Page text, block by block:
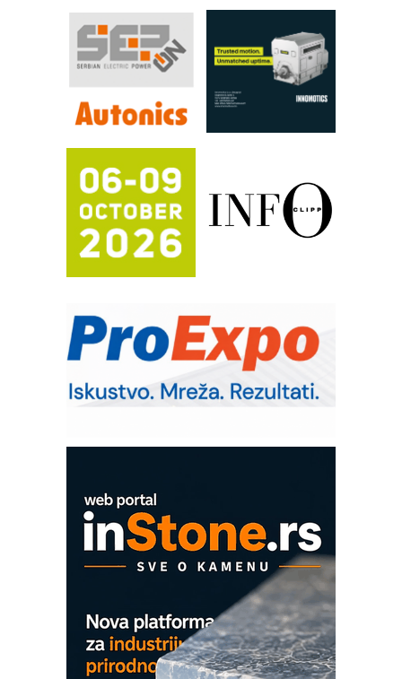
pouzdanost u transferu fluida
Filtration Group Industrial – Napredna
rešenja za filtraciju u hidrauličkim i
procesnim sistemima
RILINEX kompanije Rittal
FANUC: Najbolje za vašu pametnu
Efikasno upravljanje energijom
Automatizacija pakovanja · Display
(Shelf-Ready) omotnice
Potpuna efikasnost bez složenih
sistema
Trajna oznaka kao dugoročna korist
IB BLUMENAUER - više od 40 godina
poverenja u industriji
RMQ-TITAN ADVANCED INDICATOR
– Pametna signalizacija za efikasnije
upravljanje mašinama
era CNC merenja
Proizvodnja iC7 Hybrid 1500 VDC
mrežnog pretvarača sa tečnim
hlađenjem
COMBYPACK
EVOKS Maintenance Management